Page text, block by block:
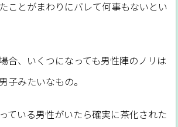
ことがまわりにバレて何事もないとい
合、いくつになっても男性陣のノリは
子みたいなもの。
ている男性がいたら確実に茶化された